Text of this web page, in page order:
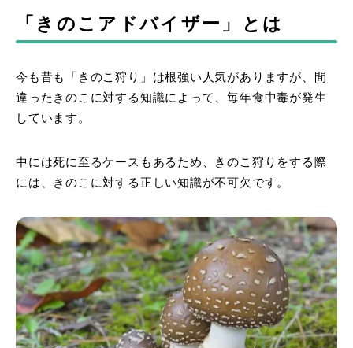
「きのこアドバイザー」とは
今も昔も「きのこ狩り」は根強い人気がありますが、間
違ったきのこに対する知識によって、毎年食中毒が発生
しています。
中には死に至るケースもあるため、きのこ狩りをする際
には、きのこに対する正しい知識が不可欠です。